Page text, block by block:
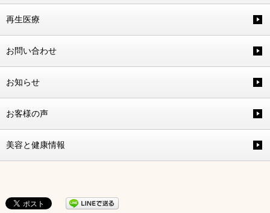
再生医療
お問い合わせ
お知らせ
お客様の声
美容と健康情報